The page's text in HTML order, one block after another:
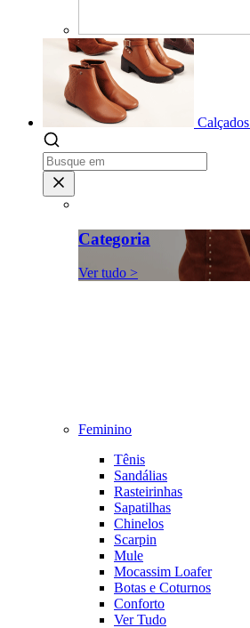
Calçados
Categoria
Ver tudo >
Feminino
Tênis
Sandálias
Rasteirinhas
Sapatilhas
Chinelos
Scarpin
Mule
Mocassim Loafer
Botas e Coturnos
Conforto
Ver Tudo